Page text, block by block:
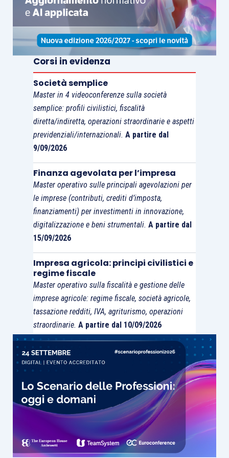
patrimonio della propria controllante (anche
indiretta) oggetto di trasferimento[..]”. In altre
parole, si vuole sottolineare che le limitazioni al
riporto delle posizioni fiscali, al fine di
“bare fiscali”, sono applicabili qualora vi sia
sostanziale connessioneo, meglio,identità
lacontrollanteed il presumibile
della cessione
: ovvero la controllata con le
relative perdite fiscali riportabili.
Nelcaso in commento,invece, la società istante
rappresentava che ilcambio di controllante
indiretta, attraverso la riorganizzazione del
gruppo societario, avveniva in un contesto di
semplificazione
gruppo. In particolare, il trasferimento di
partecipazioni avveniva
coinvolgeva, seppur indirettamente, un
numero
piuttosto significativo di controllatea catena.
Veniva, inoltre, rimarcato chel’importo delle
perditeriportabili dalla società istante, sebbene
in assoluto potesse sembrare significativo, in
relazione ai patrimoni
delle altre società
coinvolte nell’operazione risultava
sostanzialmente trascurabile; si esponevano,
altresì, leragioni economiche della
prospettata, escludendo che la
motivazione potesse essere di natura fiscale.
Corsi in evidenza
Società semplice
Master in 4 videoconferenze sulla società
semplice: profili civilistici, fiscalità
diretta/indiretta, operazioni straordinarie e aspetti
previdenziali/internazionali. A partire dal
9/09/2026
Finanza agevolata per l’impresa
Master operativo sulle principali agevolazioni per
le imprese (contributi, crediti d’imposta,
finanziamenti) per investimenti in innovazione,
digitalizzazione e beni strumentali. A partire dal
15/09/2026
Impresa agricola: principi civilistici e
regime fiscale
Master operativo sulla fiscalità e gestione delle
imprese agricole: regime fiscale, società agricole,
tassazione redditi, IVA, agriturismo, operazioni
straordinarie. A partire dal 10/09/2026